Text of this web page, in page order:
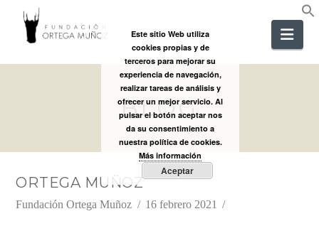
ORTEGA
MUÑOZ
BLOG
ORTEGA MUÑOZ
Fundación Ortega Muñoz 16 febrero 2021
Este sitio Web utiliza
cookies propias y de
terceros para mejorar su
experiencia de navegación,
realizar tareas de análisis y
ofrecer un mejor servicio. Al
pulsar el botón aceptar nos
da su consentimiento a
nuestra política de cookies.
Más información
Aceptar